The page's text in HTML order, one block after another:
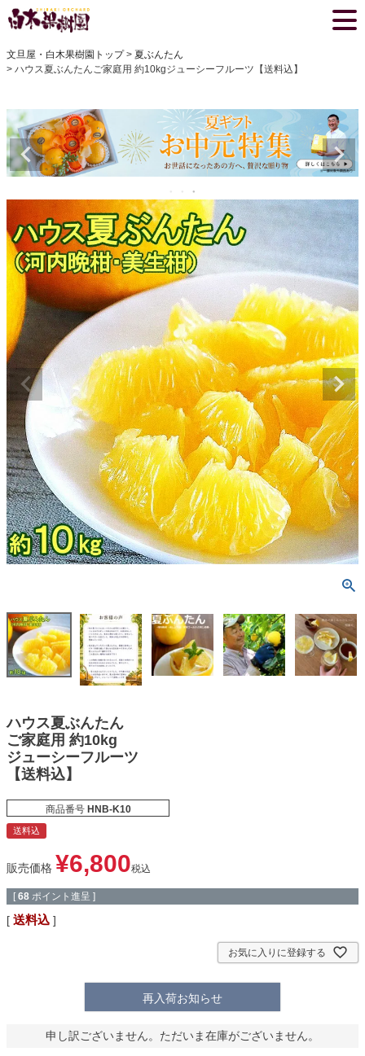
文旦屋・白木果樹園トップ
夏ぶんたん
ハウス夏ぶんたんご家庭用 約10kgジューシーフルーツ【送料込】
ハウス夏ぶんたん
ご家庭用 約10kg
ジューシーフルーツ
【送料込】
商品番号 HNB-K10
送料込
販売価格 ¥6,800税込
[ 68 ポイント進呈 ]
送料込
お気に入りに登録する
再入荷お知らせ
申し訳ございません。ただいま在庫がございません。